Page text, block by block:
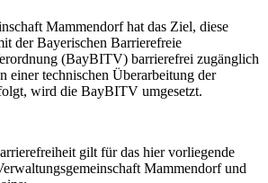
Mammendorf hat das Ziel, diese
der Bayerischen Barrierefreie
(BayBITV) barrierefrei zugänglich
einer technischen Überarbeitung der
wird die BayBITV umgesetzt.
gilt für das hier vorliegende
Mammendorf und